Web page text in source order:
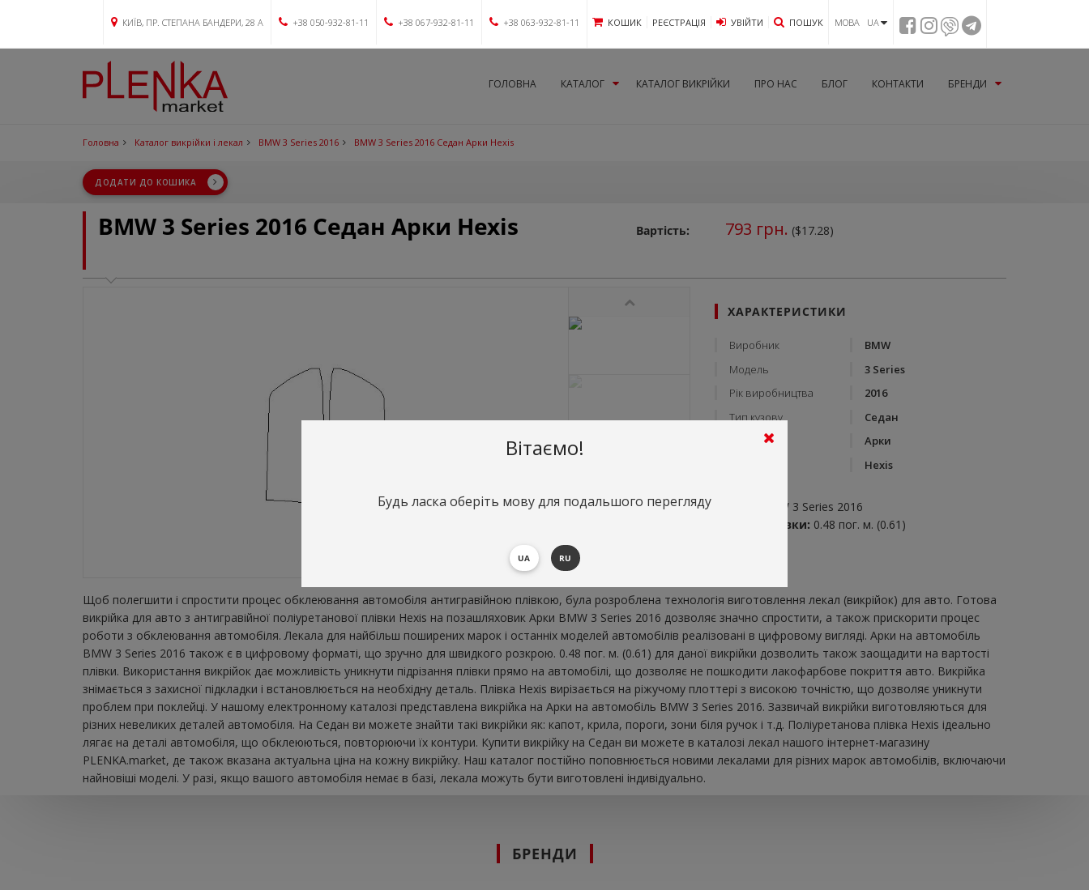
КИЇВ, ПР. СТЕПАНА БАНДЕРИ, 28 А +38 050-932-81-11 +38 067-932-81-11 +38 063-932-81-11 КОШИК РЕЄСТРАЦІЯ УВIЙТИ ПОШУК МОВА UA
ГОЛОВНА КАТАЛОГ КАТАЛОГ ВИКРІЙКИ ПРО НАС БЛОГ КОНТАКТИ БРЕНДИ
Головна Каталог викрійки і лекал BMW 3 Series 2016 BMW 3 Series 2016 Седан Арки Hexis
ДОДАТИ ДО КОШИКА
BMW 3 Series 2016 Седан Арки Hexis Вартість: 793 грн. ($17.28)
ХАРАКТЕРИСТИКИ
Виробник
BMW
Модель
3 Series
Рік виробництва
2016
Тип кузову
Седан
Категорія
Арки
Hexis
Арки на BMW 3 Series 2016
Витрата плівки: 0.48 пог. м. (0.61)
Щоб полегшити і спростити процес обклеювання автомобіля антигравійною плівкою, була розроблена технологія виготовлення лекал (викрійок) для авто. Готова
викрійка для авто з антигравійної поліуретанової плівки Hexis на позашляховик Арки BMW 3 Series 2016 дозволяє значно спростити, а також прискорити процес
роботи з обклеювання автомобіля. Лекала для найбільш поширених марок і останніх моделей автомобілів реалізовані в цифровому вигляді. Арки на автомобіль
BMW 3 Series 2016 також є в цифровому форматі, що зручно для швидкого розкрою. 0.48 пог. м. (0.61) для даної викрійки дозволить також заощадити на вартості
плівки. Використання викрійок дає можливість уникнути підрізання плівки прямо на автомобілі, що дозволяє не пошкодити лакофарбове покриття авто. Викрійка
знімається з захисної підкладки і встановлюється на необхідну деталь. Плівка Hexis вирізається на ріжучому плоттері з високою точністю, що дозволяє уникнути
проблем при поклейці. У нашому електронному каталозі представлена ​​викрійка на Арки на автомобіль BMW 3 Series 2016. Зазвичай викрійки виготовляються для
різних невеликих деталей автомобіля. На Седан ви можете знайти такі викрійки як: капот, крила, пороги, зони біля ручок і т.д. Поліуретанова плівка Hexis ідеально
лягає на деталі автомобіля, що обклеюються, повторюючи їх контури. Купити викрійку на Седан ви можете в каталозі лекал нашого інтернет-магазину
PLENKA.market, де також вказана актуальна ціна на кожну викрійку. Наш каталог постійно поповнюється новими лекалами для різних марок автомобілів, включаючи
найновіші моделі. У разі, якщо вашого автомобіля немає в базі, лекала можуть бути виготовлені індивідуально.
БРЕНДИ
Вітаємо!
Будь ласка оберіть мову для подальшого перегляду
UA RU